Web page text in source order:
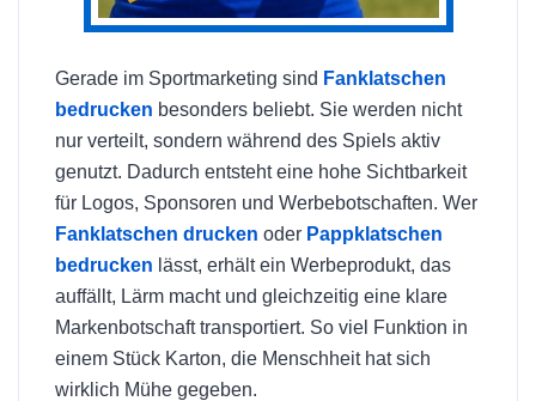
Gerade im Sportmarketing sind Fanklatschen
bedrucken besonders beliebt. Sie werden nicht
nur verteilt, sondern während des Spiels aktiv
genutzt. Dadurch entsteht eine hohe Sichtbarkeit
für Logos, Sponsoren und Werbebotschaften. Wer
Fanklatschen drucken oder Pappklatschen
bedrucken lässt, erhält ein Werbeprodukt, das
auffällt, Lärm macht und gleichzeitig eine klare
Markenbotschaft transportiert. So viel Funktion in
einem Stück Karton, die Menschheit hat sich
wirklich Mühe gegeben.